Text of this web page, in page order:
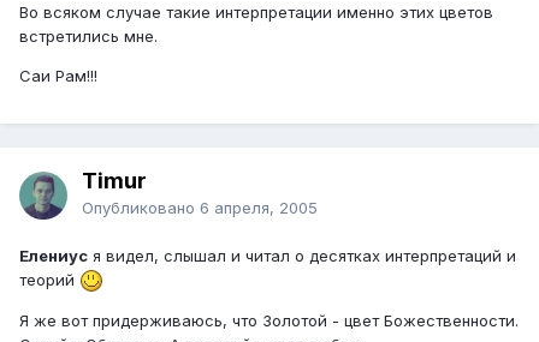
Во всяком случае такие интерпретации именно этих цветов
встретились мне.
Саи Рам!!!
Timur
Опубликовано 6 апреля, 2005
Елениус я видел, слышал и читал о десятках интерпретаций и
теорий
Я же вот придерживаюсь, что Золотой - цвет Божественности.